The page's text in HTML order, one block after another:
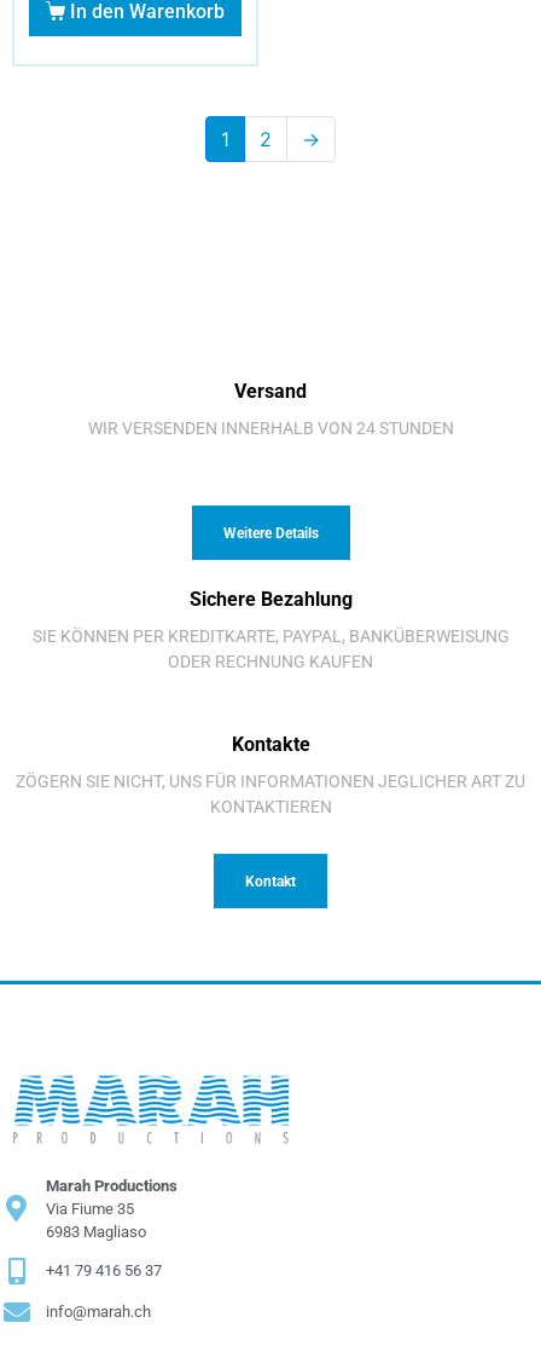
In den Warenkorb
1 2 →
Versand
WIR VERSENDEN INNERHALB VON 24 STUNDEN
Weitere Details
Sichere Bezahlung
SIE KÖNNEN PER KREDITKARTE, PAYPAL, BANKÜBERWEISUNG
ODER RECHNUNG KAUFEN
Kontakte
ZÖGERN SIE NICHT, UNS FÜR INFORMATIONEN JEGLICHER ART ZU
KONTAKTIEREN
Kontakt
Marah Productions
Via Fiume 35
6983 Magliaso
+41 79 416 56 37
info@marah.ch